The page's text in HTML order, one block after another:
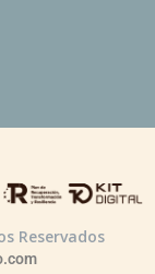
Reservados